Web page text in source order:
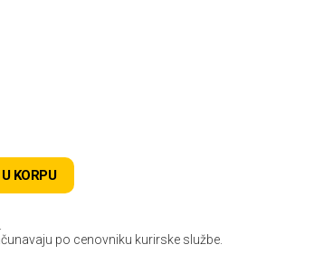
KORPU
po cenovniku kurirske službe.